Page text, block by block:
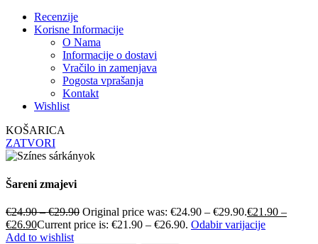
Recenzije
Korisne Informacije
O Nama
Informacije o dostavi
Vračilo in zamenjava
Pogosta vprašanja
Kontakt
Wishlist
KOŠARICA
ZATVORI
Šareni zmajevi
€24.90–€29.90 Original price was: €24.90 – €29.90.€21.90 –
€26.90Current price is: €21.90 – €26.90. Odabir varijacije
Add to wishlist